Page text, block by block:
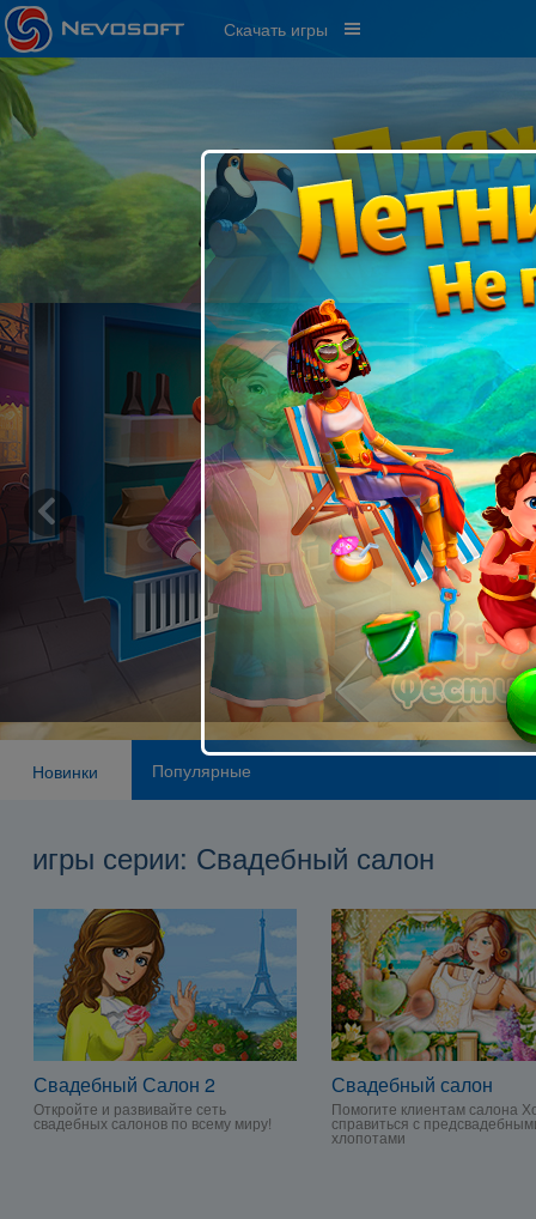
Скачать игры
Новинки Популярные
игры серии: Свадебный салон
Свадебный Салон 2
Откройте и развивайте сеть
свадебных салонов по всему миру!
Свадебный салон
Помогите клиентам салона
справиться с
хлопотами